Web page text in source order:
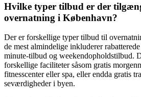
Hvilke typer tilbud er der
overnatning i København?
Der er forskellige typer tilbud til
de mest almindelige inkluderer
minute-tilbud og weekendopholdstilbud.
forskellige faciliteter såsom gratis
fitnesscenter eller spa, eller endda gratis
seværdigheder i byen.